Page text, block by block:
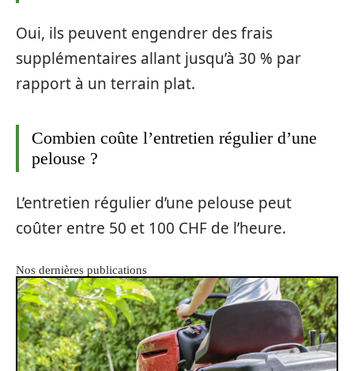
Oui, ils peuvent engendrer des frais
supplémentaires allant jusqu’à 30 % par
rapport à un terrain plat.
Combien coûte l’entretien régulier d’une
pelouse ?
L’entretien régulier d’une pelouse peut
coûter entre 50 et 100 CHF de l’heure.
Nos dernières publications